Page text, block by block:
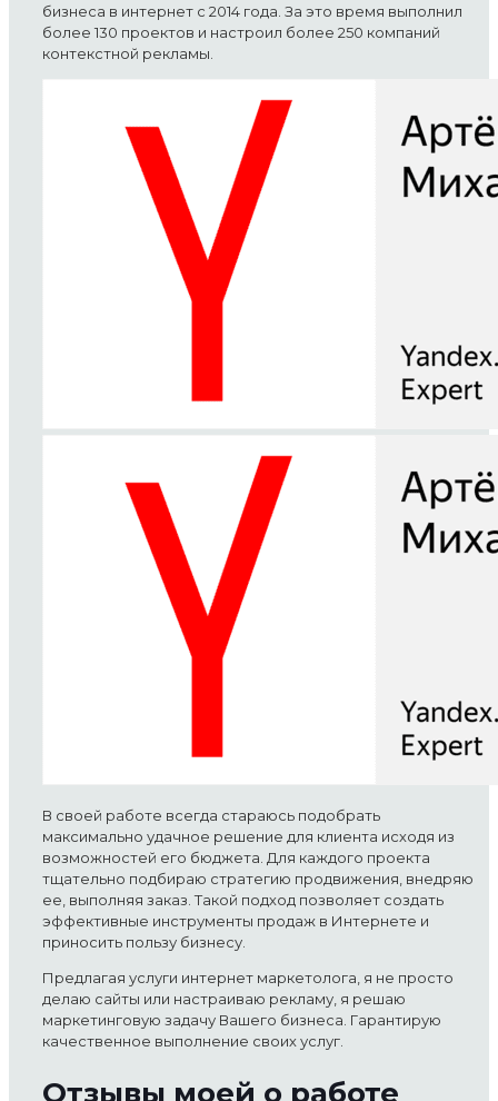
бизнеса в интернет с 2014 года. За это время выполнил
более 130 проектов и настроил более 250 компаний
контекстной рекламы.
В своей работе всегда стараюсь подобрать
максимально удачное решение для клиента исходя из
возможностей его бюджета. Для каждого проекта
тщательно подбираю стратегию продвижения, внедряю
ее, выполняя заказ. Такой подход позволяет создать
эффективные инструменты продаж в Интернете и
приносить пользу бизнесу.
Предлагая услуги интернет маркетолога, я не просто
делаю сайты или настраиваю рекламу, я решаю
маркетинговую задачу Вашего бизнеса. Гарантирую
качественное выполнение своих услуг.
Отзывы моей о работе